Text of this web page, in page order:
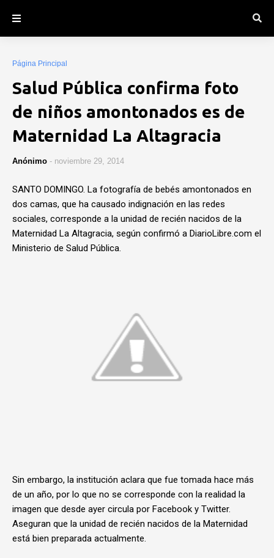
Página Principal
Salud Pública confirma foto
de niños amontonados es de
Maternidad La Altagracia
Anónimo - noviembre 29, 2014
SANTO DOMINGO. La fotografía de bebés amontonados en
dos camas, que ha causado indignación en las redes
sociales, corresponde a la unidad de recién nacidos de la
Maternidad La Altagracia, según confirmó a DiarioLibre.com el
Ministerio de Salud Pública.
Sin embargo, la institución aclara que fue tomada hace más
de un año, por lo que no se corresponde con la realidad la
imagen que desde ayer circula por Facebook y Twitter.
Aseguran que la unidad de recién nacidos de la Maternidad
está bien preparada actualmente.